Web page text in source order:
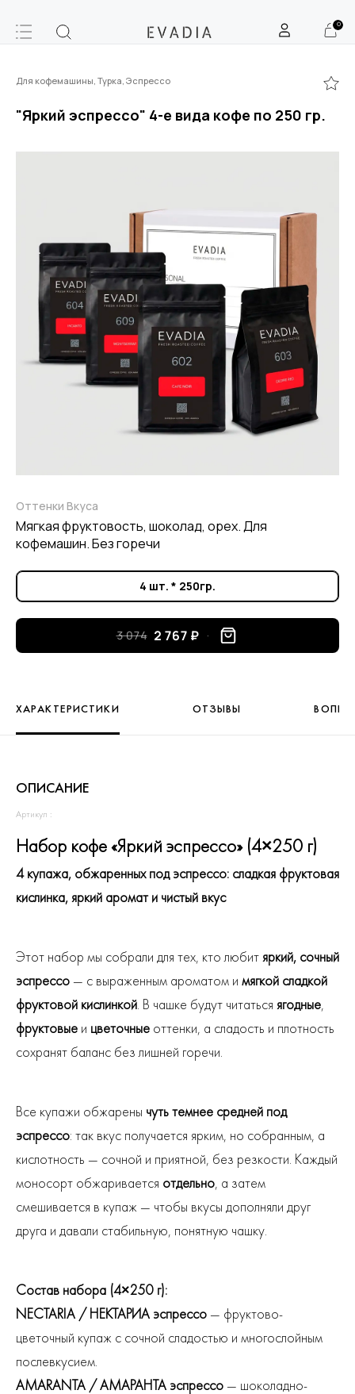
0
Для кофемашины, Турка, Эспрессо
"Яркий эспрессо" 4-е вида кофе по 250 гр.
Оттенки Вкуса
Мягкая фруктовость, шоколад, орех. Для
кофемашин. Без горечи
4 шт. * 250гр.
3 074 2 767 ₽
ХАРАКТЕРИСТИКИ ОТЗЫВЫ
ОПИСАНИЕ
Артикул :
Набор кофе «Яркий эспрессо» (4×250 г)
4 купажа, обжаренных под эспрессо: сладкая фруктовая
кислинка, яркий аромат и чистый вкус
Этот набор мы собрали для тех, кто любит яркий, сочный
эспрессо — с выраженным ароматом и мягкой сладкой
фруктовой кислинкой. В чашке будут читаться ягодные,
фруктовые и цветочные оттенки, а сладость и плотность
сохранят баланс без лишней горечи.
Все купажи обжарены чуть темнее средней под
эспрессо: так вкус получается ярким, но собранным, а
кислотность — сочной и приятной, без резкости. Каждый
моносорт обжаривается отдельно, а затем
смешивается в купаж — чтобы вкусы дополняли друг
друга и давали стабильную, понятную чашку.
Состав набора (4×250 г):
NECTARIA / НЕКТАРИА эспрессо — фруктово-
цветочный купаж с сочной сладостью и многослойным
послевкусием.
AMARANTA / АМАРАНТА эспрессо — шоколадно-